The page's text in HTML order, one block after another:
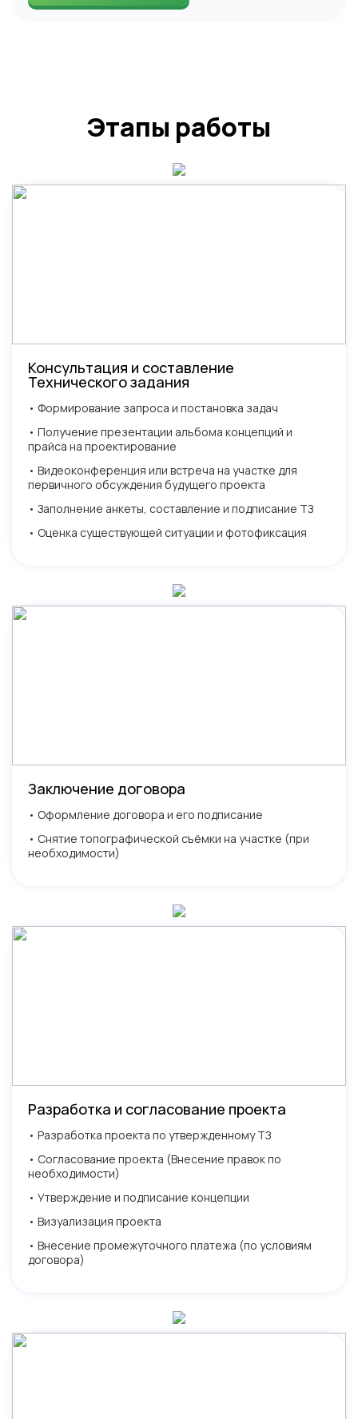
Этапы работы
Консультация и составление
Технического задания
• Формирование запроса и постановка задач
• Получение презентации альбома концепций и
прайса на проектирование
• Видеоконференция или встреча на участке для
первичного обсуждения будущего проекта
• Заполнение анкеты, составление и подписание ТЗ
• Оценка существующей ситуации и фотофиксация
Заключение договора
• Оформление договора и его подписание
• Снятие топографической съёмки на участке (при
необходимости)
Разработка и согласование проекта
• Разработка проекта по утвержденному ТЗ
• Согласование проекта (Внесение правок по
необходимости)
• Утверждение и подписание концепции
• Визуализация проекта
• Внесение промежуточного платежа (по условиям
договора)